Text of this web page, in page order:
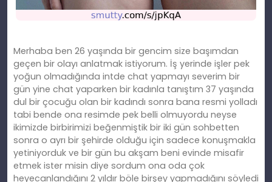
Merhaba ben 26 yaşında bir gencim size başımdan
geçen bir olayı anlatmak istiyorum. İş yerinde işler pek
yoğun olmadığında intde chat yapmayı severim bir
gün yine chat yaparken bir kadınla tanıştım 37 yaşında
dul bir çocuğu olan bir kadındı sonra bana resmi yolladı
tabi bende ona resimde pek belli olmuyordu neyse
ikimizde birbirimizi beğenmiştik bir iki gün sohbetten
sonra o ayrı bir şehirde olduğu için sadece konuşmakla
yetiniyorduk ve bir gün bu akşam beni evinde misafir
etmek ister misin diye sordum ona oda çok
heyecanlandığını 2 yıldır böle birşey yapmadığını söyledi